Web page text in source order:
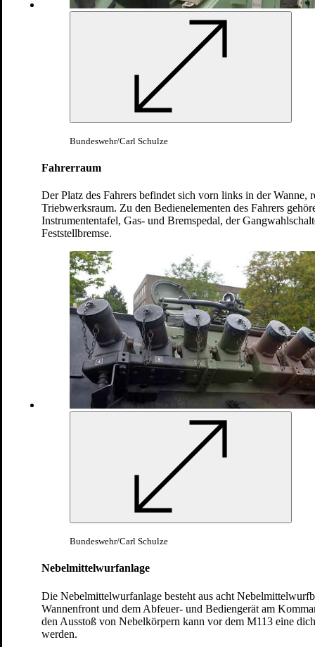
Bundeswehr/Carl Schulze
Fahrerraum
Der Platz des Fahrers befindet sich vorn links in der Wanne,
Triebwerksraum. Zu den Bedienelementen des Fahrers
Instrumententafel, Gas- und Bremspedal, der
Feststellbremse.
Bundeswehr/Carl Schulze
Nebelmittelwurfanlage
Die Nebelmittelwurfanlage besteht aus acht
Wannenfront und dem Abfeuer- und Bediengerät am
den Ausstoß von Nebelkörpern kann vor dem M113 eine
werden.
Land
Bv206S Hägglunds
Land